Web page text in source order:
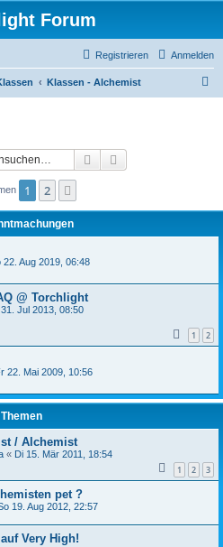
Forum
Anmelden
Registrieren
Klassen - Alchemist
Suche
1 2
22. Aug 2019, 06:48
@ Torchlight
31. Jul 2013, 08:50
1 2
22. Mai 2009, 10:56
Themen
/ Alchemist
« Di 15. Mär 2011, 18:54
1 2 3
pet ?
19. Aug 2012, 22:57
Very High!